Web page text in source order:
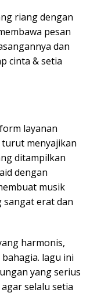
riang dengan
pesan
dan
cinta & setia
layanan
turut menyajikan
ditampilkan
dengan
musik
sangat erat dan
harmonis,
lagu ini
yang serius
selalu setia